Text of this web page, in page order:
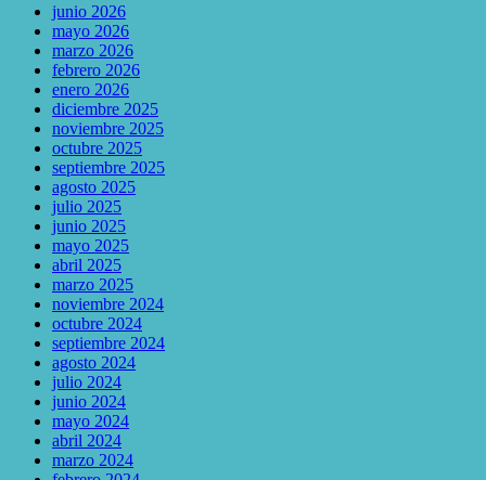
junio 2026
mayo 2026
marzo 2026
febrero 2026
enero 2026
diciembre 2025
noviembre 2025
octubre 2025
septiembre 2025
agosto 2025
julio 2025
junio 2025
mayo 2025
abril 2025
marzo 2025
noviembre 2024
octubre 2024
septiembre 2024
agosto 2024
julio 2024
junio 2024
mayo 2024
abril 2024
marzo 2024